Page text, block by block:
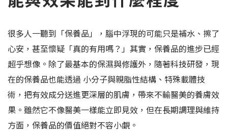
很多人一聽到「保養品」，腦中浮現的可能只是補水、擦了
心安，甚至懷疑「真的有用嗎？」其實，保養品的進步已經
超乎想像。除了最基本的保濕與修護外，隨著科技研發，現
在的保養品也能透過 小分子與親脂性結構、特殊載體技
術，把有效成分送進更深層的肌膚，帶來不輸醫美的養膚效
果。雖然它不像醫美一樣能立即見效，但在長期調理與維持
方面，保養品的價值絕對不容小覷。